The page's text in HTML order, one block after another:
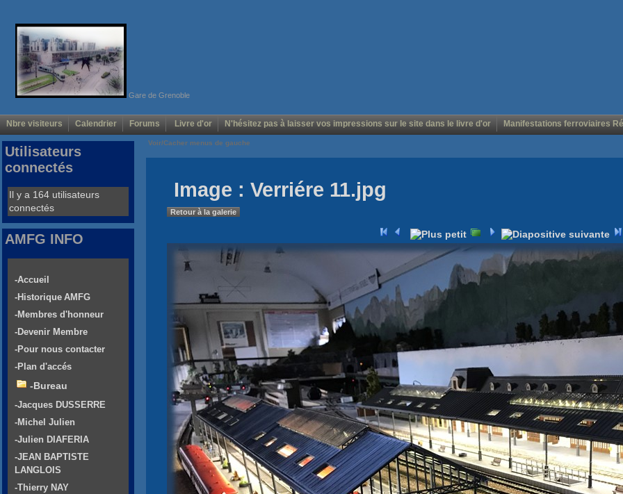
Gare de Grenoble
Nbre visiteurs Calendrier Forums Livre d'or N'hésitez pas à laisser vos impressions sur le site dans le livre d'or Manifestations ferroviaires
Voir/Cacher menus de gauche
Image : Verriére 11.jpg
Retour à la galerie
Utilisateurs
connectés
Il y a 164 utilisateurs
connectés
AMFG INFO
-Accueil
-Historique AMFG
-Membres d'honneur
-Devenir Membre
-Pour nous contacter
-Plan d'accés
-Bureau
-Jacques DUSSERRE
-Michel Julien
-Julien DIAFERIA
-JEAN BAPTISTE
LANGLOIS
-Thierry NAY